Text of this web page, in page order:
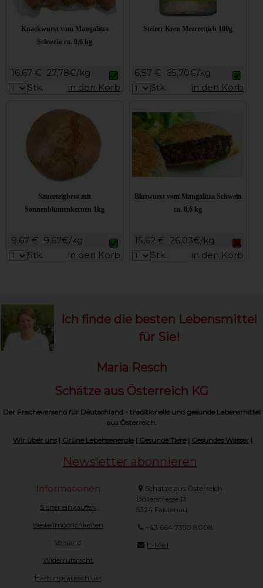
Knackwurst vom Mangalitza
Schwein ca. 0,6 kg
16,67 € 27,78€/kg
Stk.
in den Korb
Steirer Kren Meerrettich 100g
6,57 € 65,70€/kg
Stk.
in den Korb
Sauerteigbrot mit
Sonnenblumenkernen 1kg
9,67 € 9,67€/kg
Stk.
in den Korb
Blutwurst vom Mangalitza Schwein
ca. 0,6 kg
15,62 € 26,03€/kg
Stk.
in den Korb
Ich finde die besten Lebensmittel
für Sie!
Maria Resch
Schätze aus Österreich KG
Der Frischeversand für Deutschland - traditionelle und gesunde Lebensmittel
aus Österreich.
Wir über uns| Grüne Lebensenergie| Gesunde Tiere| Gesundes Wasser|
Newsletter abonnieren
Informationen
Sicher einkaufen
Bestellmöglichkeiten
Versand
Widerrufsrecht
Haftungsausschluss
Schätze aus Österreich
Döllerstrasse 13
5324 Faistenau
+43 664 7350 8008
E-Mail